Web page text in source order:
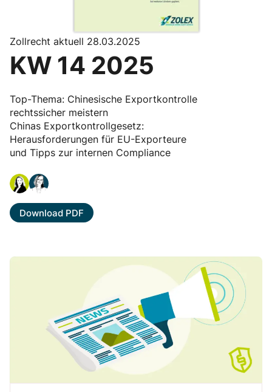
Zollrecht aktuell 28.03.2025
KW 14 2025
Top-Thema: Chinesische Exportkontrolle
rechtssicher meistern
Chinas Exportkontrollgesetz:
Herausforderungen für EU-Exporteure
und Tipps zur internen Compliance
Download PDF